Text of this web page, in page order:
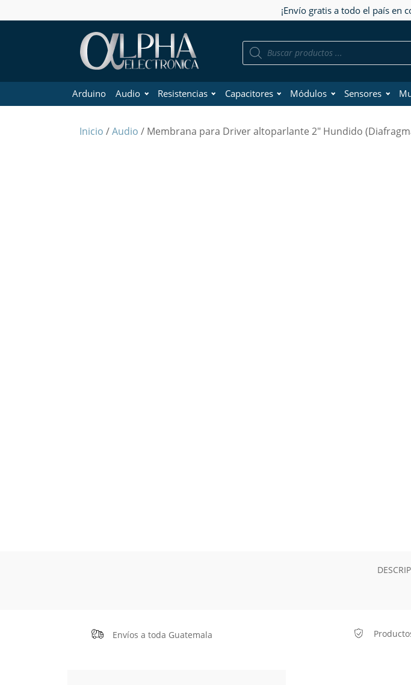
¡Envío gratis a todo el país en
Búsqueda
Arduino Audio Resistencias Capacitores Módulos Sensores
Inicio /Audio / Membrana para Driver altoparlante 2" Hundido
Envíos a toda Guatemala